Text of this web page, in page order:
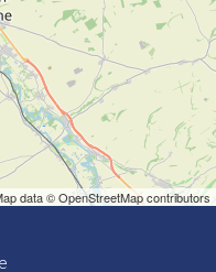
data © OpenStreetMap contributors